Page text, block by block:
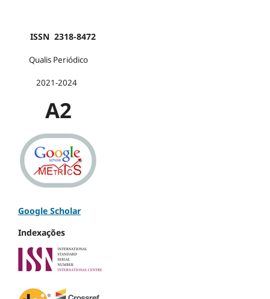
ISSN 2318-8472
Qualis Periódico
2021-2024
A2
Google Scholar
Indexações